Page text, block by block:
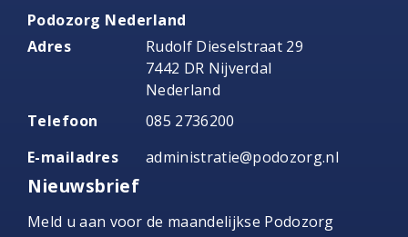
Podozorg Nederland
Adres
Rudolf Dieselstraat 29
7442 DR Nijverdal
Nederland
Telefoon
085 2736200
E-mailadres
administratie@podozorg.nl
Nieuwsbrief
Meld u aan voor de maandelijkse Podozorg